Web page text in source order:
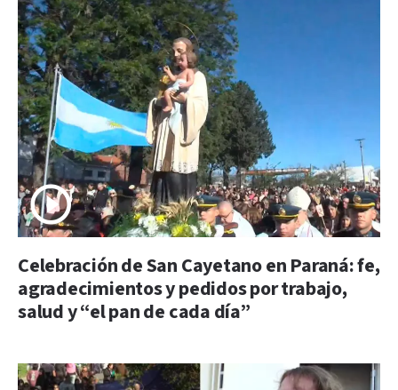
Celebración de San Cayetano en Paraná: fe,
agradecimientos y pedidos por trabajo,
salud y “el pan de cada día”